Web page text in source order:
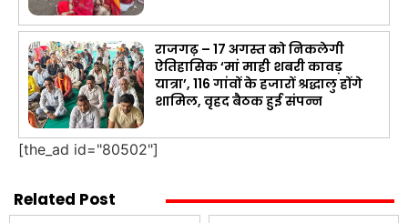
राजगढ़ – 17 अगस्त को निकलेगी
ऐतिहासिक ‘मां माही शबरी कावड़
यात्रा’, 116 गांवों के हजारों श्रद्धालु होंगे
शामिल, वृहद बैठक हुई संपन्न
[the_ad id="80502"]
Related Post